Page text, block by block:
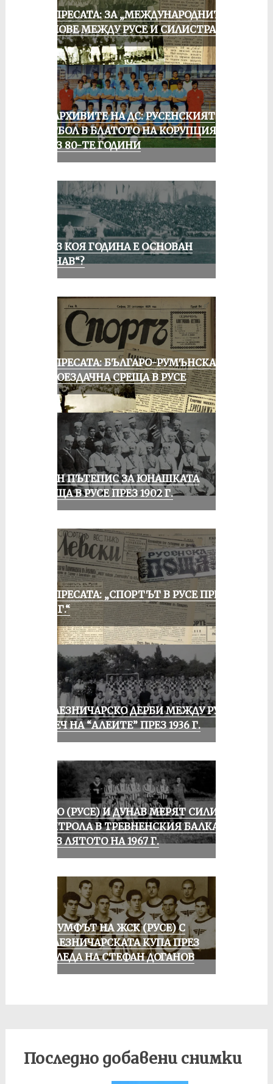
ОТ ПРЕСАТА: ЗА „МЕЖДУНАРОДНИТЕ“
МАЧОВЕ МЕЖДУ РУСЕ И СИЛИСТРА
ИЗ АРХИВИТЕ НА ДС: РУСЕНСКИЯТ
ФУТБОЛ В БЛАТОТО НА КОРУПЦИЯТА
ПРЕЗ 80-ТЕ ГОДИНИ
ПРЕЗ КОЯ ГОДИНА Е ОСНОВАН
„ДУНАВ“?
ОТ ПРЕСАТА: БЪЛГАРО-РУМЪНСКА
КОЛОЕЗДАЧНА СРЕЩА В РУСЕ
ЕДИН ПЪТЕПИС ЗА ЮНАШКАТА
СРЕЩА В РУСЕ ПРЕЗ 1902 Г.
ОТ ПРЕСАТА: „СПОРТЪТ В РУСЕ ПРЕЗ
1935 Г.“
ЖЕЛЕЗНИЧАРСКО ДЕРБИ МЕЖДУ РУСЕ
И ПЕЧ НА “АЛЕИТЕ” ПРЕЗ 1936 Г.
ЛОКО (РУСЕ) И ДУНАВ МЕРЯТ СИЛИ В
КОНТРОЛА В ТРЕВНЕНСКИЯ БАЛКАН
ПРЕЗ ЛЯТОТО НА 1967 Г.
ТРИУМФЪТ НА ЖСК (РУСЕ) С
ЖЕЛЕЗНИЧАРСКАТА КУПА ПРЕЗ
ПОГЛЕДА НА СТЕФАН ДОГАНОВ
Последно добавени снимки